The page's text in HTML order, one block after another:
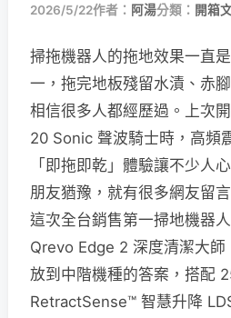
2026/5/22作者： 阿湯分類： 開箱
掃拖機器人的拖地效果一直
一，拖完地板殘留水漬、赤
相信很多人都經歷過。上次
20 Sonic 聲波騎士時，高頻
「即拖即乾」體驗讓不少人
朋友猶豫，就有很多網友留
這次全台銷售第一掃地機器
Qrevo Edge 2 深度清潔大
放到中階機種的答案，搭配
RetractSense™ 智慧升降